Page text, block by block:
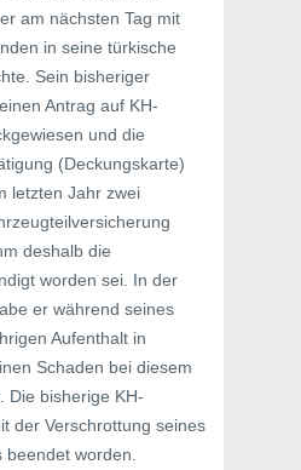
am nächsten Tag mit
in seine türkische
Sein bisheriger
Antrag auf KH-
und die
(Deckungskarte)
letzten Jahr zwei
deshalb die
worden sei. In der
er während seines
Aufenthalt in
Schaden bei diesem
Die bisherige KH-
der Verschrottung seines
worden.